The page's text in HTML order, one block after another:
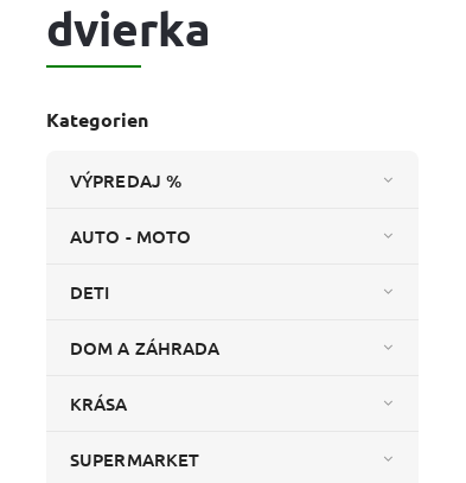
dvierka
Kategorien
VÝPREDAJ %
AUTO - MOTO
DETI
DOM A ZÁHRADA
KRÁSA
SUPERMARKET